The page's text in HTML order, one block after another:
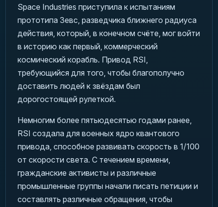
Space Industries приступила к испытаниям
прототипа Зевс, разведчика ближнего радиуса
действия, который, в конечном счёте, мог войти
в историю как первый, коммерческий
космический корабль. Привод RSI,
требующийся для того, чтобы благополучно
доставить людей к звёздам был
дорогостоящей рулеткой.
Немногим более пятьюдесятью годами ранее,
RSI создала для военных ядро квантового
привода, способное развивать скорость в 1/100
от скорости света. С течением времени,
гражданские активисты и различные
промышленные группы начали писать петиции и
составлять различные обращения, чтобы